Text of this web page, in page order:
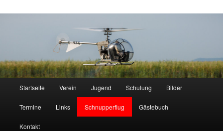
Startseite Verein Jugend Schulung Bilder
Termine Links Schnupperflug Gästebuch
Kontakt